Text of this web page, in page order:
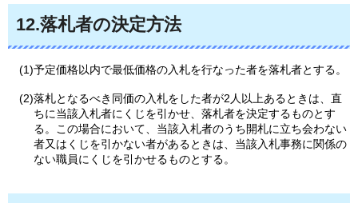
12.落札者の決定方法
(1)予定価格以内で最低価格の入札を行なった者を落札者とする。
(2)落札となるべき同価の入札をした者が2人以上あるときは、直
ちに当該入札者にくじを引かせ、落札者を決定するものとす
る。この場合において、当該入札者のうち開札に立ち会わない
者又はくじを引かない者があるときは、当該入札事務に関係の
ない職員にくじを引かせるものとする。